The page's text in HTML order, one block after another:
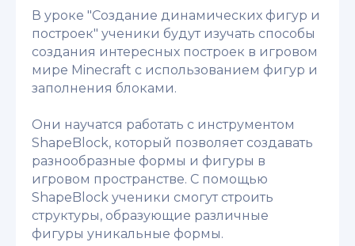
В уроке "Создание динамических фигур и
построек" ученики будут изучать способы
создания интересных построек в игровом
мире Minecraft с использованием фигур и
заполнения блоками.
Они научатся работать с инструментом
ShapeBlock, который позволяет создавать
разнообразные формы и фигуры в
игровом пространстве. С помощью
ShapeBlock ученики смогут строить
структуры, образующие различные
фигуры уникальные формы.